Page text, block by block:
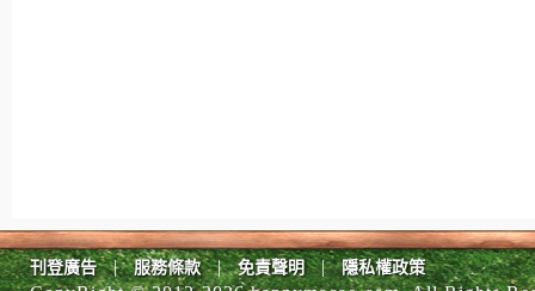
刊登廣告 | 服務條款 | 免責聲明 | 隱私權政策